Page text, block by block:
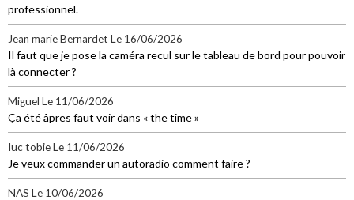
professionnel.
Jean marie Bernardet Le 16/06/2026
Il faut que je pose la caméra recul sur le tableau de bord pour pouvoir
là connecter ?
Miguel Le 11/06/2026
Ça été âpres faut voir dans « the time »
Iuc tobieLe 11/06/2026
Je veux commander un autoradio comment faire ?
NAS Le 10/06/2026